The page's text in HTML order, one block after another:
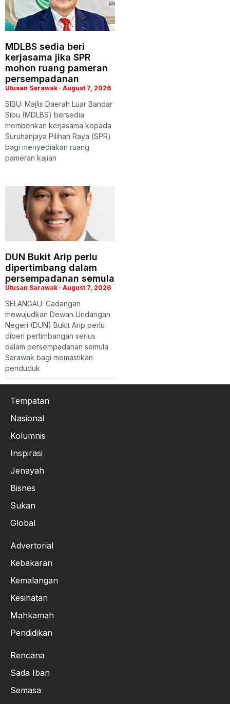
MDLBS sedia beri
kerjasama jika SPR
mohon ruang pameran
persempadanan
Utusan Sarawak August 7, 2026
SIBU: Majlis Daerah Luar Bandar
Sibu (MDLBS) bersedia
memberikan kerjasama kepada
Suruhanjaya Pilihan Raya (SPR)
bagi menyediakan ruang
pameran kajian
DUN Bukit Arip perlu
dipertimbang dalam
persempadanan semula
Utusan Sarawak August 7, 2026
SELANGAU: Cadangan
mewujudkan Dewan Undangan
Negeri (DUN) Bukit Arip perlu
diberi pertimbangan serius
dalam persempadanan semula
Sarawak bagi memastikan
penduduk
Tempatan
Nasional
Kolumnis
Inspirasi
Jenayah
Bisnes
Sukan
Global
Advertorial
Kebakaran
Kemalangan
Kesihatan
Mahkamah
Pendidikan
Rencana
Sada Iban
Semasa